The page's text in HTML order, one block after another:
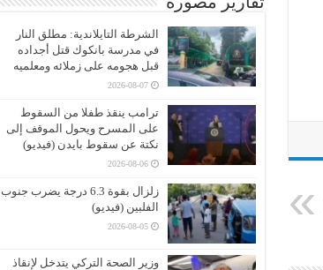
الشرطة التايلاندية: مطلق النار
في مدرسة بانكوك قتل أجداده
قبل هجومه على زملائه ومعلميه
2026-08-07
ترامب ينقذ طفلا من السقوط
على المسرح ويحول الموقف إلى
نكتة عن سقوط بايدن (فيديو)
2026-08-06
زلزال بقوة 6.3 درجة يضرب جنوب
الفلبين (فيديو)
2026-08-05
وزير الصحة التركي يتدخل لإنقاذ